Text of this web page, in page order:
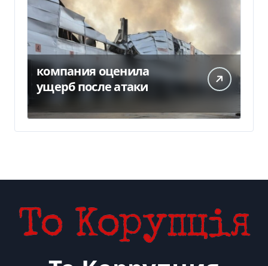
компания оценила
ущерб после атаки